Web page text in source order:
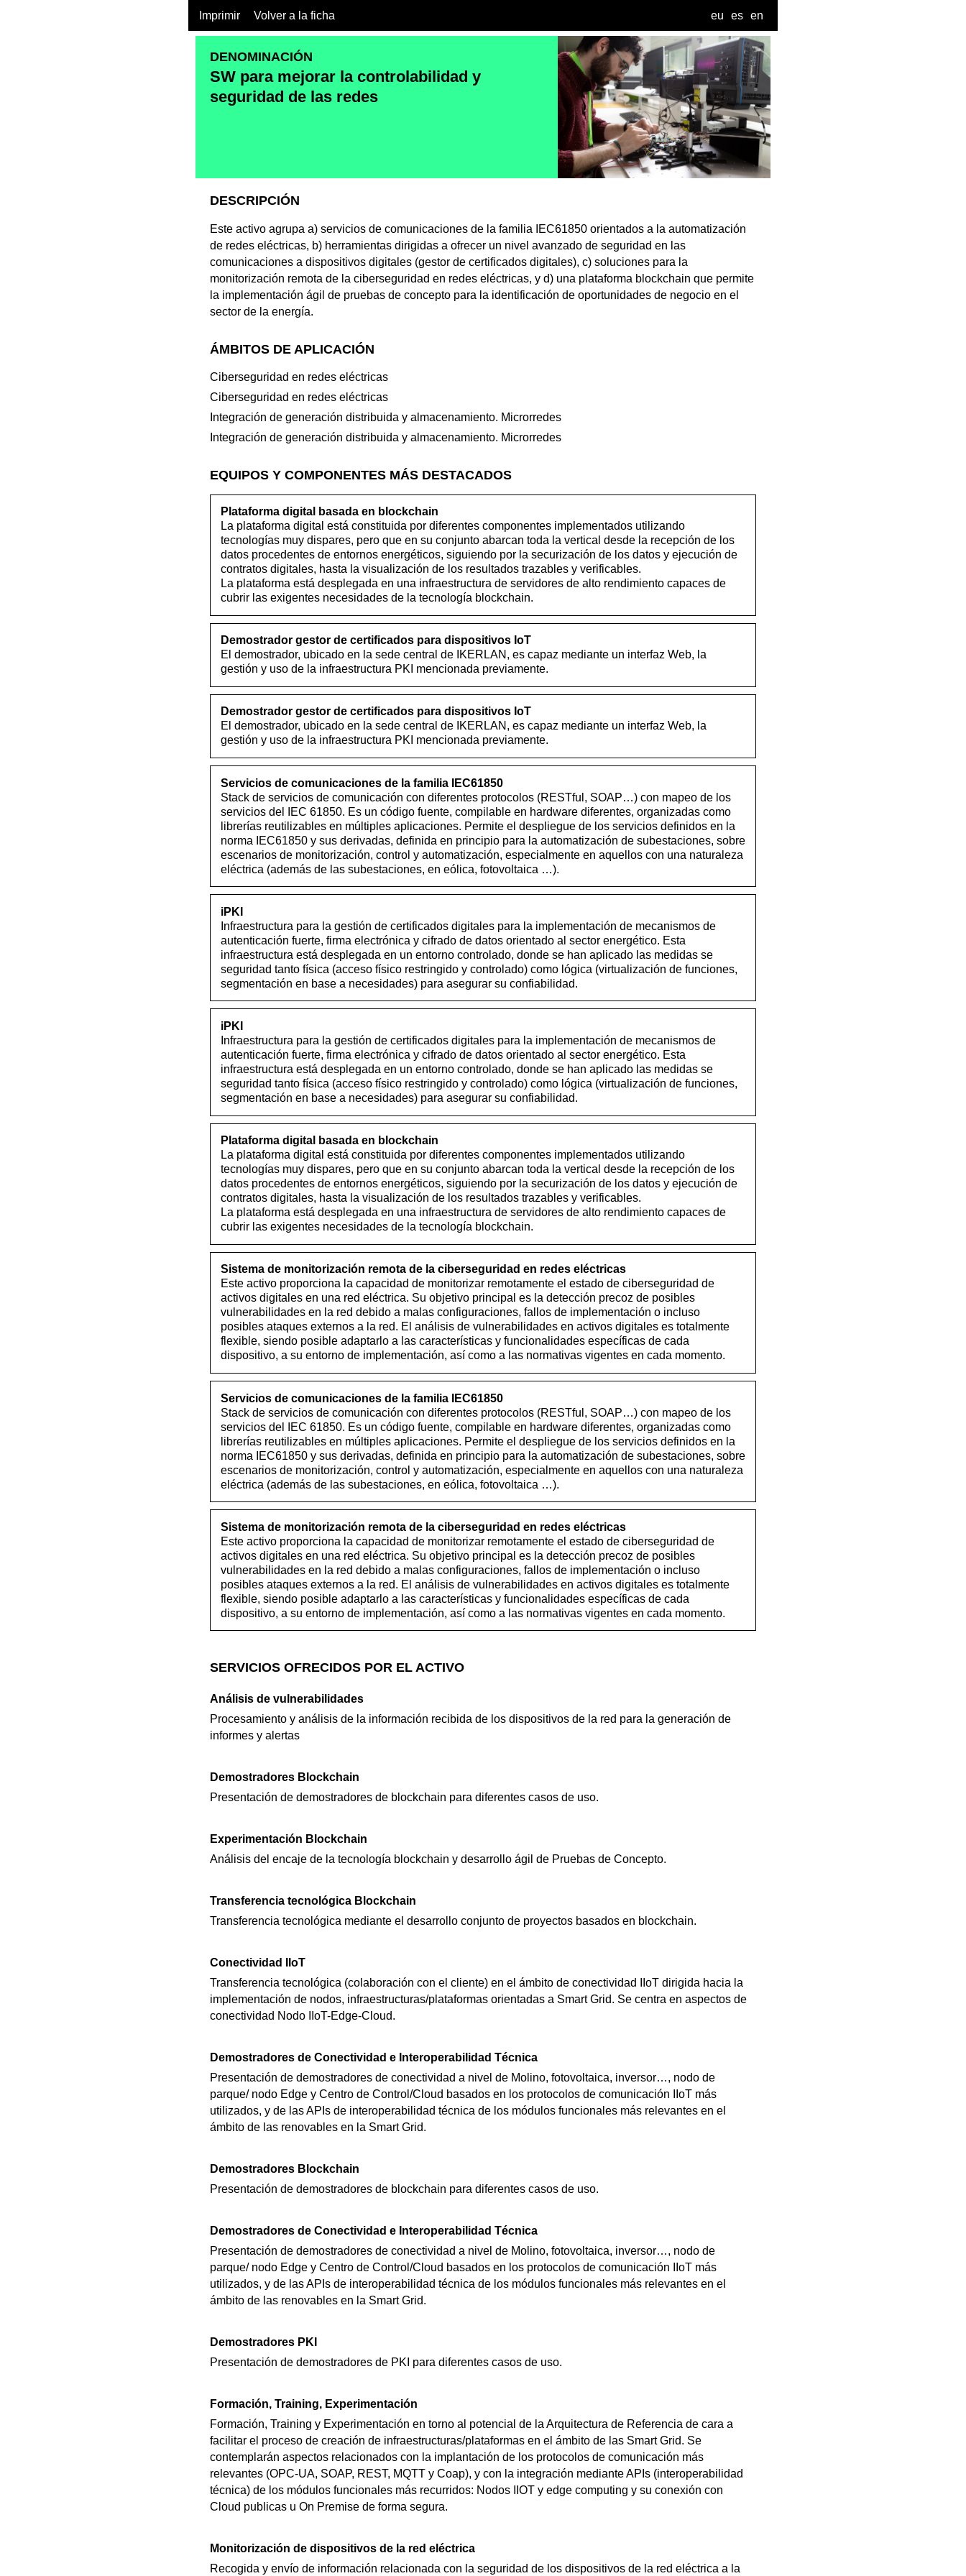
Imprimir Volver a la ficha eu es en
DENOMINACIÓN
SW para mejorar la controlabilidad y
seguridad de las redes
DESCRIPCIÓN
Este activo agrupa a) servicios de comunicaciones de la familia IEC61850 orientados a la automatización
de redes eléctricas, b) herramientas dirigidas a ofrecer un nivel avanzado de seguridad en las
comunicaciones a dispositivos digitales (gestor de certificados digitales), c) soluciones para la
monitorización remota de la ciberseguridad en redes eléctricas, y d) una plataforma blockchain que permite
la implementación ágil de pruebas de concepto para la identificación de oportunidades de negocio en el
sector de la energía.
ÁMBITOS DE APLICACIÓN
Ciberseguridad en redes eléctricas
Ciberseguridad en redes eléctricas
Integración de generación distribuida y almacenamiento. Microrredes
Integración de generación distribuida y almacenamiento. Microrredes
EQUIPOS Y COMPONENTES MÁS DESTACADOS
Plataforma digital basada en blockchain
La plataforma digital está constituida por diferentes componentes implementados utilizando
tecnologías muy dispares, pero que en su conjunto abarcan toda la vertical desde la recepción de los
datos procedentes de entornos energéticos, siguiendo por la securización de los datos y ejecución de
contratos digitales, hasta la visualización de los resultados trazables y verificables.
La plataforma está desplegada en una infraestructura de servidores de alto rendimiento capaces de
cubrir las exigentes necesidades de la tecnología blockchain.
Demostrador gestor de certificados para dispositivos IoT
El demostrador, ubicado en la sede central de IKERLAN, es capaz mediante un interfaz Web, la
gestión y uso de la infraestructura PKI mencionada previamente.
Demostrador gestor de certificados para dispositivos IoT
El demostrador, ubicado en la sede central de IKERLAN, es capaz mediante un interfaz Web, la
gestión y uso de la infraestructura PKI mencionada previamente.
Servicios de comunicaciones de la familia IEC61850
Stack de servicios de comunicación con diferentes protocolos (RESTful, SOAP…) con mapeo de los
servicios del IEC 61850. Es un código fuente, compilable en hardware diferentes, organizadas como
librerías reutilizables en múltiples aplicaciones. Permite el despliegue de los servicios definidos en la
norma IEC61850 y sus derivadas, definida en principio para la automatización de subestaciones, sobre
escenarios de monitorización, control y automatización, especialmente en aquellos con una naturaleza
eléctrica (además de las subestaciones, en eólica, fotovoltaica …).
iPKI
Infraestructura para la gestión de certificados digitales para la implementación de mecanismos de
autenticación fuerte, firma electrónica y cifrado de datos orientado al sector energético. Esta
infraestructura está desplegada en un entorno controlado, donde se han aplicado las medidas se
seguridad tanto física (acceso físico restringido y controlado) como lógica (virtualización de funciones,
segmentación en base a necesidades) para asegurar su confiabilidad.
iPKI
Infraestructura para la gestión de certificados digitales para la implementación de mecanismos de
autenticación fuerte, firma electrónica y cifrado de datos orientado al sector energético. Esta
infraestructura está desplegada en un entorno controlado, donde se han aplicado las medidas se
seguridad tanto física (acceso físico restringido y controlado) como lógica (virtualización de funciones,
segmentación en base a necesidades) para asegurar su confiabilidad.
Plataforma digital basada en blockchain
La plataforma digital está constituida por diferentes componentes implementados utilizando
tecnologías muy dispares, pero que en su conjunto abarcan toda la vertical desde la recepción de los
datos procedentes de entornos energéticos, siguiendo por la securización de los datos y ejecución de
contratos digitales, hasta la visualización de los resultados trazables y verificables.
La plataforma está desplegada en una infraestructura de servidores de alto rendimiento capaces de
cubrir las exigentes necesidades de la tecnología blockchain.
Sistema de monitorización remota de la ciberseguridad en redes eléctricas
Este activo proporciona la capacidad de monitorizar remotamente el estado de ciberseguridad de
activos digitales en una red eléctrica. Su objetivo principal es la detección precoz de posibles
vulnerabilidades en la red debido a malas configuraciones, fallos de implementación o incluso
posibles ataques externos a la red. El análisis de vulnerabilidades en activos digitales es totalmente
flexible, siendo posible adaptarlo a las características y funcionalidades específicas de cada
dispositivo, a su entorno de implementación, así como a las normativas vigentes en cada momento.
Servicios de comunicaciones de la familia IEC61850
Stack de servicios de comunicación con diferentes protocolos (RESTful, SOAP…) con mapeo de los
servicios del IEC 61850. Es un código fuente, compilable en hardware diferentes, organizadas como
librerías reutilizables en múltiples aplicaciones. Permite el despliegue de los servicios definidos en la
norma IEC61850 y sus derivadas, definida en principio para la automatización de subestaciones, sobre
escenarios de monitorización, control y automatización, especialmente en aquellos con una naturaleza
eléctrica (además de las subestaciones, en eólica, fotovoltaica …).
Sistema de monitorización remota de la ciberseguridad en redes eléctricas
Este activo proporciona la capacidad de monitorizar remotamente el estado de ciberseguridad de
activos digitales en una red eléctrica. Su objetivo principal es la detección precoz de posibles
vulnerabilidades en la red debido a malas configuraciones, fallos de implementación o incluso
posibles ataques externos a la red. El análisis de vulnerabilidades en activos digitales es totalmente
flexible, siendo posible adaptarlo a las características y funcionalidades específicas de cada
dispositivo, a su entorno de implementación, así como a las normativas vigentes en cada momento.
SERVICIOS OFRECIDOS POR EL ACTIVO
Análisis de vulnerabilidades
Procesamiento y análisis de la información recibida de los dispositivos de la red para la generación de
informes y alertas
Demostradores Blockchain
Presentación de demostradores de blockchain para diferentes casos de uso.
Experimentación Blockchain
Análisis del encaje de la tecnología blockchain y desarrollo ágil de Pruebas de Concepto.
Transferencia tecnológica Blockchain
Transferencia tecnológica mediante el desarrollo conjunto de proyectos basados en blockchain.
Conectividad IIoT
Transferencia tecnológica (colaboración con el cliente) en el ámbito de conectividad IIoT dirigida hacia la
implementación de nodos, infraestructuras/plataformas orientadas a Smart Grid. Se centra en aspectos de
conectividad Nodo IIoT-Edge-Cloud.
Demostradores de Conectividad e Interoperabilidad Técnica
Presentación de demostradores de conectividad a nivel de Molino, fotovoltaica, inversor…, nodo de
parque/ nodo Edge y Centro de Control/Cloud basados en los protocolos de comunicación IIoT más
utilizados, y de las APIs de interoperabilidad técnica de los módulos funcionales más relevantes en el
ámbito de las renovables en la Smart Grid.
Demostradores Blockchain
Presentación de demostradores de blockchain para diferentes casos de uso.
Demostradores de Conectividad e Interoperabilidad Técnica
Presentación de demostradores de conectividad a nivel de Molino, fotovoltaica, inversor…, nodo de
parque/ nodo Edge y Centro de Control/Cloud basados en los protocolos de comunicación IIoT más
utilizados, y de las APIs de interoperabilidad técnica de los módulos funcionales más relevantes en el
ámbito de las renovables en la Smart Grid.
Demostradores PKI
Presentación de demostradores de PKI para diferentes casos de uso.
Formación, Training, Experimentación
Formación, Training y Experimentación en torno al potencial de la Arquitectura de Referencia de cara a
facilitar el proceso de creación de infraestructuras/plataformas en el ámbito de las Smart Grid. Se
contemplarán aspectos relacionados con la implantación de los protocolos de comunicación más
relevantes (OPC-UA, SOAP, REST, MQTT y Coap), y con la integración mediante APIs (interoperabilidad
técnica) de los módulos funcionales más recurridos: Nodos IIOT y edge computing y su conexión con
Cloud publicas u On Premise de forma segura.
Monitorización de dispositivos de la red eléctrica
Recogida y envío de información relacionada con la seguridad de los dispositivos de la red eléctrica a la